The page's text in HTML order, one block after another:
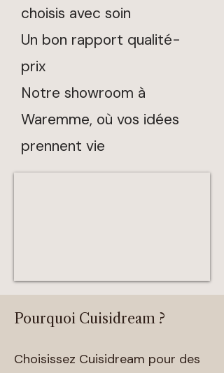
choisis avec soin
Un bon rapport qualité-
prix
Notre showroom à
Waremme, où vos idées
prennent vie
Pourquoi Cuisidream ?
Choisissez Cuisidream pour des